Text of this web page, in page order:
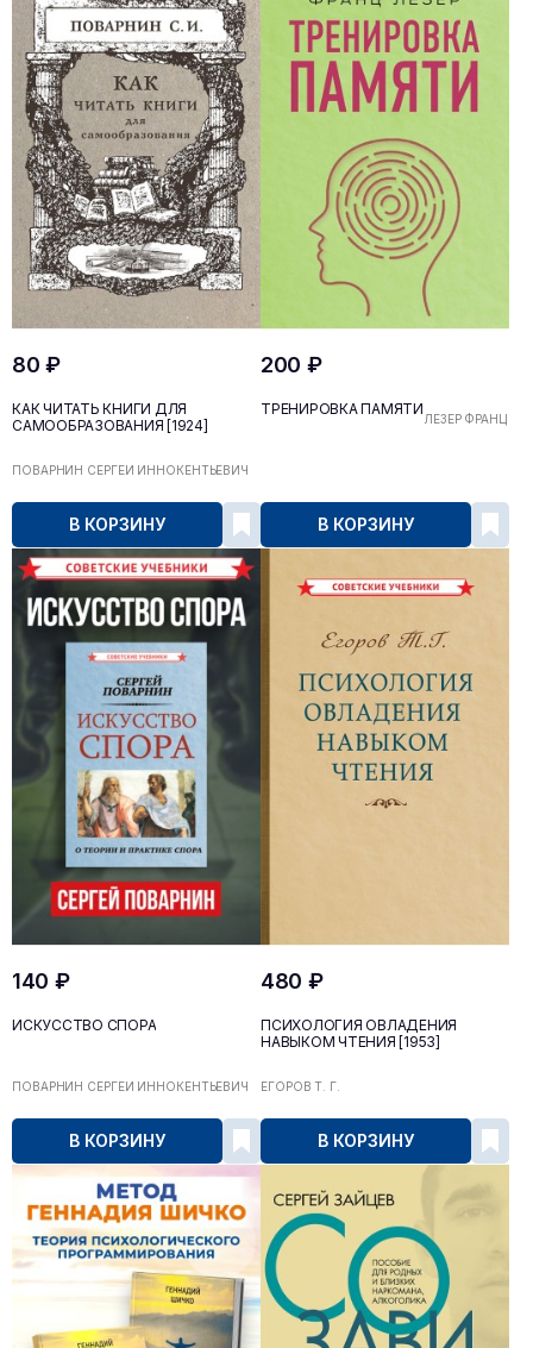
80 ₽
КАК ЧИТАТЬ КНИГИ ДЛЯ
САМООБРАЗОВАНИЯ [1924]
ПОВАРНИН СЕРГЕЙ ИННОКЕНТЬЕВИЧ
В КОРЗИНУ
200 ₽
ТРЕНИРОВКА ПАМЯТИ
ЛЁЗЕР ФРАНЦ
В КОРЗИНУ
140 ₽
ИСКУССТВО СПОРА
ПОВАРНИН СЕРГЕЙ ИННОКЕНТЬЕВИЧ
В КОРЗИНУ
480 ₽
ПСИХОЛОГИЯ ОВЛАДЕНИЯ
НАВЫКОМ ЧТЕНИЯ [1953]
ЕГОРОВ Т. Г.
В КОРЗИНУ